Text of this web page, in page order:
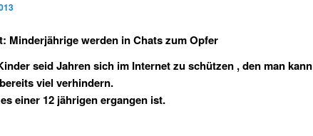
Minderjährige werden in Chats zum Opfer
seid Jahren sich im Internet zu schützen , den man kann
viel verhindern.
einer 12 jährigen ergangen ist.